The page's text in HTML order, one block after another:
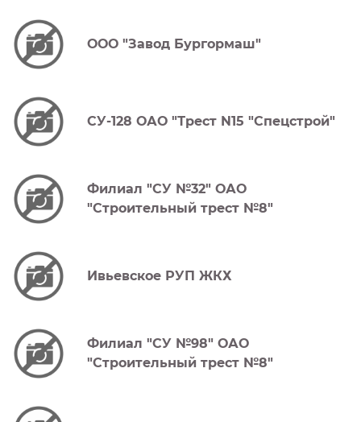
ООО "Завод Бургормаш"
СУ-128 ОАО "Трест N15 "Спецстрой"
Филиал "СУ №32" ОАО
"Строительный трест №8"
Ивьевское РУП ЖКХ
Филиал "СУ №98" ОАО
"Строительный трест №8"